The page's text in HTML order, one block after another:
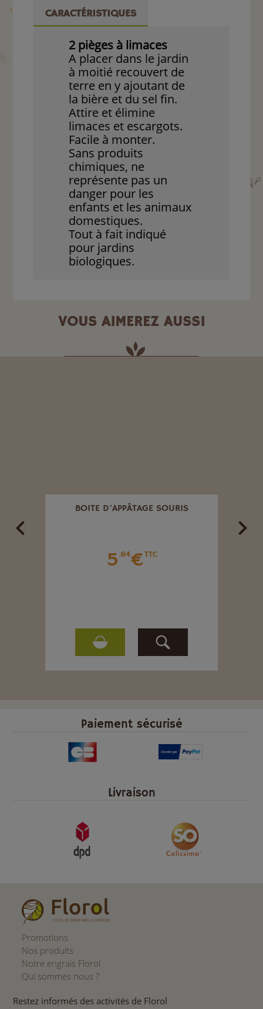
CARACTÉRISTIQUES
2 pièges à limaces
A placer dans le jardin
à moitié recouvert de
terre en y ajoutant de
la bière et du sel fin.
Attire et élimine
limaces et escargots.
Facile à monter.
Sans produits
chimiques, ne
représente pas un
danger pour les
enfants et les animaux
domestiques.
Tout à fait indiqué
pour jardins
biologiques.
VOUS AIMEREZ AUSSI
BOITE D'APPÂTAGE SOURIS
5.84€TTC
Paiement sécurisé
Livraison
Promotions
Nos produits
Notre engrais Florol
Qui sommes nous ?
Restez informés des activités de Florol